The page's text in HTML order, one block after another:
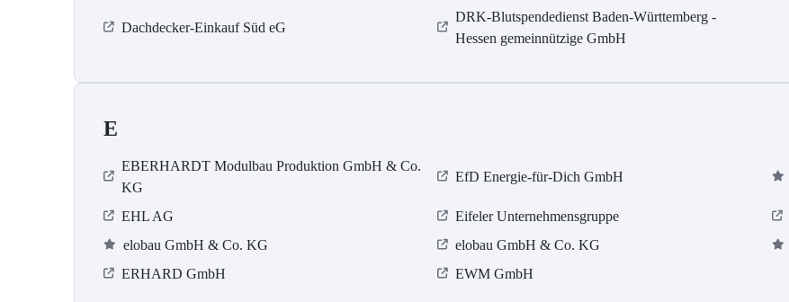
Dachdecker-Einkauf Süd eG
DRK-Blutspendedienst Baden-Württemberg -
Hessen gemeinnützige GmbH
E
EBERHARDT Modulbau Produktion GmbH & Co.
KG
EfD Energie-für-Dich GmbH
EHL AG Eifeler Unternehmensgruppe
elobau GmbH & Co. KG
elobau GmbH & Co. KG
ERHARD GmbH
EWM GmbH